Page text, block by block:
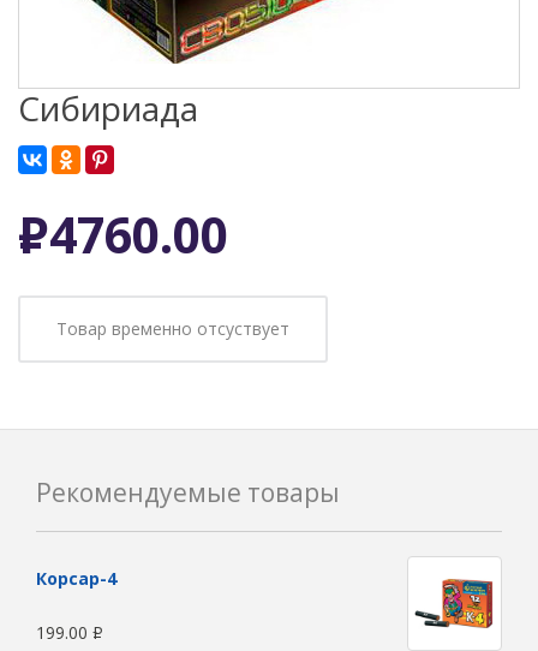
Сибириада
Р4760.00
Товар временно отсуствует
Рекомендуемые товары
Корсар-4
199.00 Р